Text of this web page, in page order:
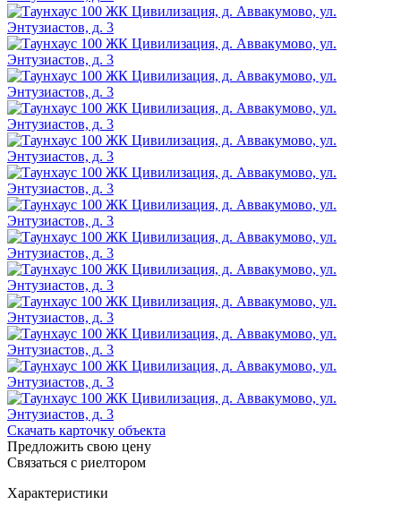
Скачать карточку объекта
Предложить свою цену
Связаться с риелтором
Характеристики